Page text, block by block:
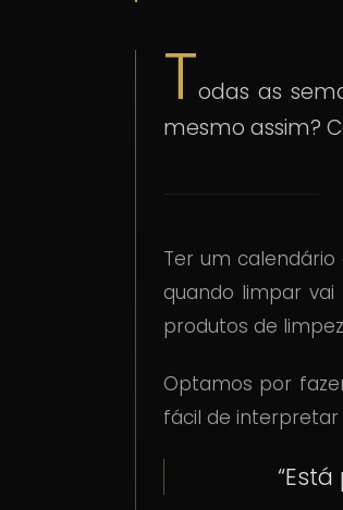
Todas as
mesmo assim?
Ter um
quando limpar
produtos de
Optamos por
fácil de